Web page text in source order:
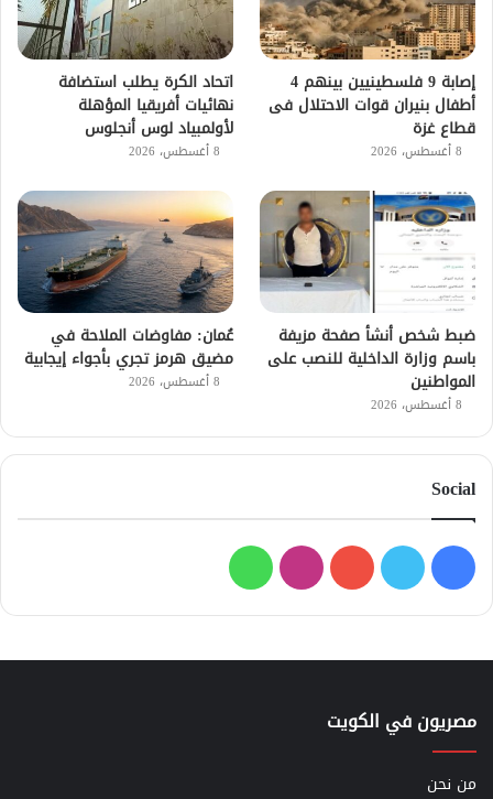
إصابة 9 فلسطينيين بينهم 4
أطفال بنيران قوات الاحتلال فى
قطاع غزة
8 أغسطس، 2026
اتحاد الكرة يطلب استضافة
نهائيات أفريقيا المؤهلة
لأولمبياد لوس أنجلوس
8 أغسطس، 2026
ضبط شخص أنشأ صفحة مزيفة
باسم وزارة الداخلية للنصب على
المواطنين
8 أغسطس، 2026
عُمان: مفاوضات الملاحة في
مضيق هرمز تجري بأجواء إيجابية
8 أغسطس، 2026
Social
فيسبوك
تويتر يوتيوبانستقرامواتساب
مصريون في الكويت
من نحن